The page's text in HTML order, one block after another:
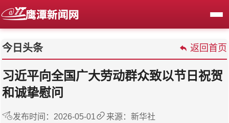
今日头条 返回首页
习近平向全国广大劳动群众致以节日祝贺
和诚挚慰问
发布时间：2026-05-01 来源：新华社